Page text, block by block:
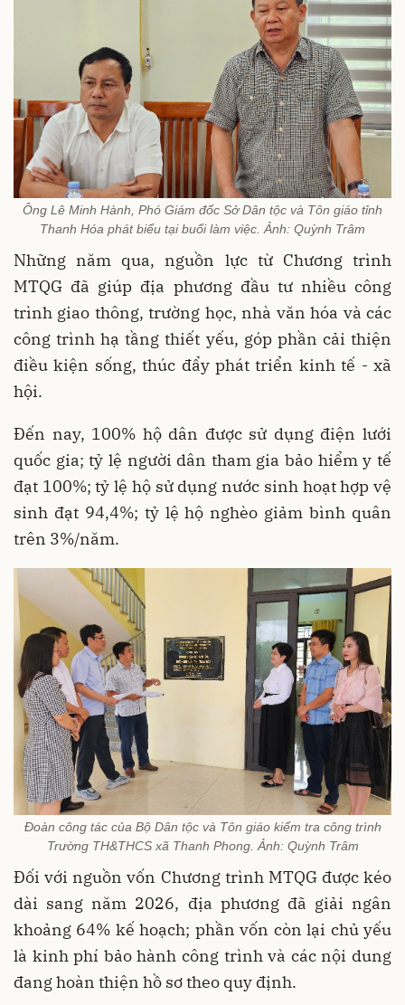
Ông Lê Minh Hành, Phó Giám đốc Sở Dân tộc và Tôn giáo tỉnh
Thanh Hóa phát biểu tại buổi làm việc. Ảnh: Quỳnh Trâm
Những năm qua, nguồn lực từ Chương trình
MTQG đã giúp địa phương đầu tư nhiều công
trình giao thông, trường học, nhà văn hóa và các
công trình hạ tầng thiết yếu, góp phần cải thiện
điều kiện sống, thúc đẩy phát triển kinh tế - xã
hội.
Đến nay, 100% hộ dân được sử dụng điện lưới
quốc gia; tỷ lệ người dân tham gia bảo hiểm y tế
đạt 100%; tỷ lệ hộ sử dụng nước sinh hoạt hợp vệ
sinh đạt 94,4%; tỷ lệ hộ nghèo giảm bình quân
trên 3%/năm.
Đoàn công tác của Bộ Dân tộc và Tôn giáo kiểm tra công trình
Trường TH&THCS xã Thanh Phong. Ảnh: Quỳnh Trâm
Đối với nguồn vốn Chương trình MTQG được kéo
dài sang năm 2026, địa phương đã giải ngân
khoảng 64% kế hoạch; phần vốn còn lại chủ yếu
là kinh phí bảo hành công trình và các nội dung
đang hoàn thiện hồ sơ theo quy định.